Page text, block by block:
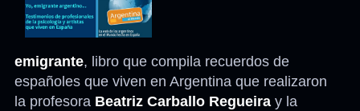
emigrante, libro que compila recuerdos de
españoles que viven en Argentina que realizaron
la profesora Beatriz Carballo Regueira y la